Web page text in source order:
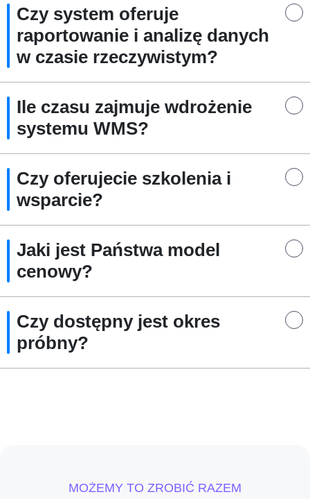
Czy system oferuje
raportowanie i analizę danych
w czasie rzeczywistym?
Ile czasu zajmuje wdrożenie
systemu WMS?
Czy oferujecie szkolenia i
wsparcie?
Jaki jest Państwa model
cenowy?
Czy dostępny jest okres
próbny?
MOŻEMY TO ZROBIĆ RAZEM